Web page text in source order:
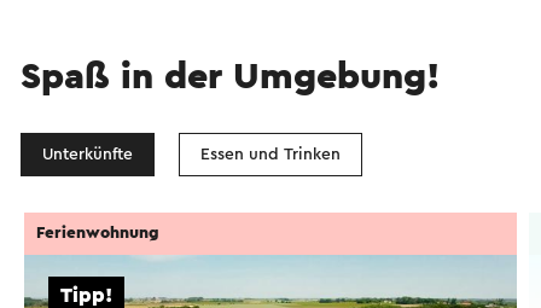
Spaß in der Umgebung!
Unterkünfte Essen und Trinken
Tipp!
Ferienwohnung